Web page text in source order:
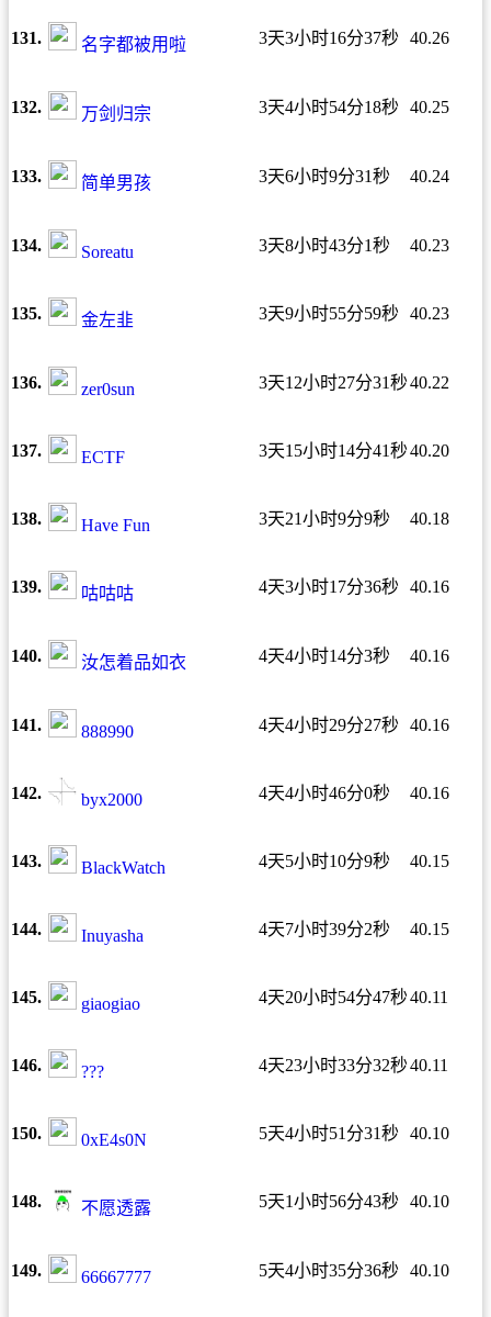
131. 名字都被用啦 3天3小时16分37秒 40.26
132. 万剑归宗 3天4小时54分18秒 40.25
133. 简单男孩 3天6小时9分31秒 40.24
134. Soreatu 3天8小时43分1秒 40.23
135. 金左韭 3天9小时55分59秒 40.23
136. zer0sun 3天12小时27分31秒40.22
137. ECTF 3天15小时14分41秒40.20
138. Have Fun 3天21小时9分9秒 40.18
139. 咕咕咕 4天3小时17分36秒 40.16
140. 汝怎着品如衣 4天4小时14分3秒 40.16
141. 888990 4天4小时29分27秒 40.16
142. byx2000 4天4小时46分0秒 40.16
143. BlackWatch 4天5小时10分9秒 40.15
144. Inuyasha 4天7小时39分2秒 40.15
145. giaogiao 4天20小时54分47秒40.11
146. ??? 4天23小时33分32秒40.11
150. 0xE4s0N 5天4小时51分31秒 40.10
148. 不愿透露 5天1小时56分43秒 40.10
149. 66667777 5天4小时35分36秒 40.10